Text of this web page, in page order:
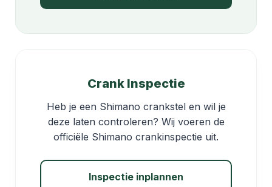
Crank Inspectie
Heb je een Shimano crankstel en wil je
deze laten controleren? Wij voeren de
officiële Shimano crankinspectie uit.
Inspectie inplannen